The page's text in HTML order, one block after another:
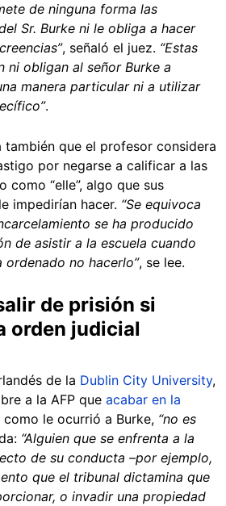
de ninguna forma las
Sr. Burke ni le obliga a hacer
, señaló el juez. “Estas
ni obligan al señor Burke a
manera particular ni a utilizar
.
también que el profesor considera
por negarse a calificar a las
como “elle”, algo que sus
impedirían hacer. “Se equivoca
se ha producido
de asistir a la escuela cuando
ordenado no hacerlo”, se lee.
de prisión si
orden judicial
de la Dublin City University,
a la AFP que acabar en la
como le ocurrió a Burke, “no es
“Alguien que se enfrenta a la
de su conducta –por ejemplo,
que el tribunal dictamina que
o invadir una propiedad